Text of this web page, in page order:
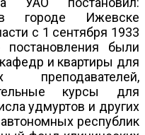
городе Ижевске
с 1 сентября 1933
были
и квартиры для
преподавателей,
курсы для
удмуртов и других
республик